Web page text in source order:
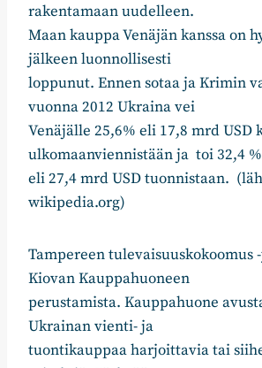
rakentamaan uudelleen.
Maan kauppa Venäjän kanssa on
jälkeen luonnollisesti
loppunut. Ennen sotaa ja Krimin
vuonna 2012 Ukraina vei
Venäjälle 25,6% eli 17,8 mrd USD
ulkomaanviennistään ja toi 32,4 %
eli 27,4 mrd USD tuonnistaan.
wikipedia.org)
Tampereen tulevaisuuskokoomus
Kiovan Kauppahuoneen
perustamista. Kauppahuone
Ukrainan vienti- ja
tuontikauppaa harjoittavia tai